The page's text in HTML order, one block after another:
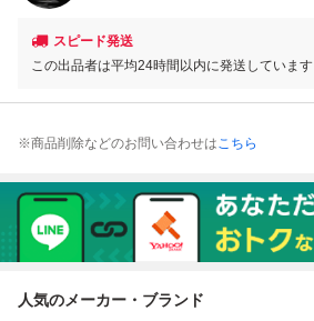
スピード発送
この出品者は平均24時間以内に発送しています
※商品削除などのお問い合わせはこちら
人気のメーカー・ブランド